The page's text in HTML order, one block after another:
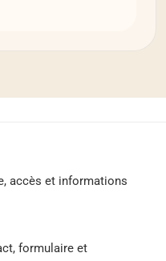
accès et informations
formulaire et